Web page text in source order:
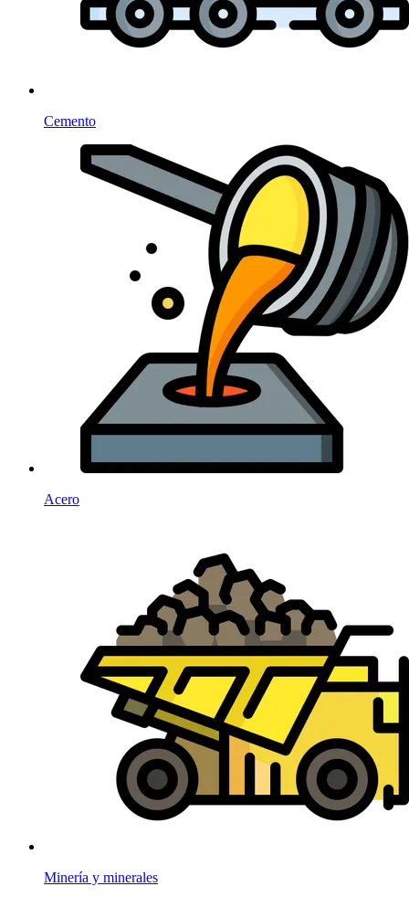
Cemento
Acero
Minería y minerales